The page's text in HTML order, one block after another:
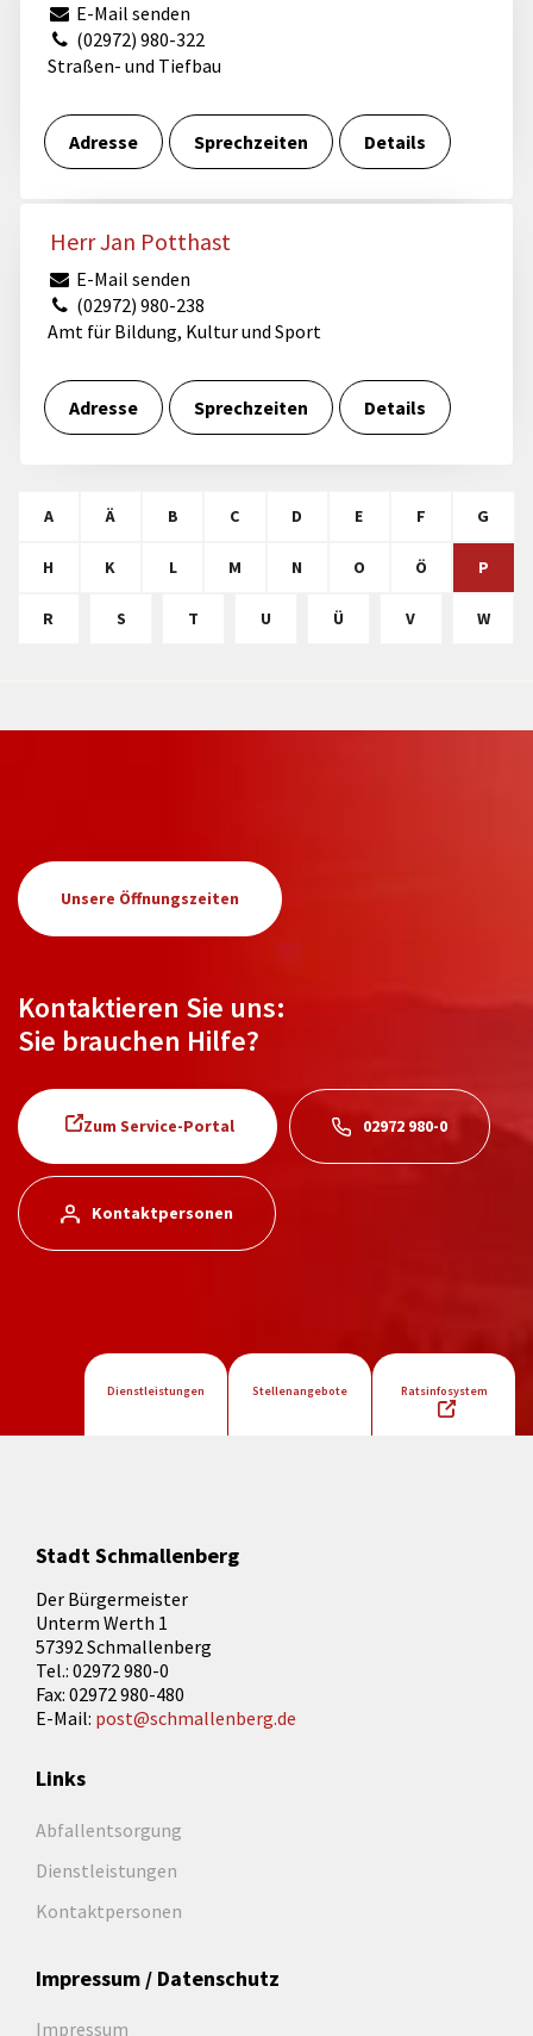
E-Mail senden
(02972) 980-322
Straßen- und Tiefbau
Adresse Sprechzeiten Details
Herr Jan Potthast
E-Mail senden
(02972) 980-238
Amt für Bildung, Kultur und Sport
Adresse Sprechzeiten Details
A Ä B C D E F G
H K L M N O Ö P
R S T U Ü V W
Unsere Öffnungszeiten
Kontaktieren Sie uns:
Sie brauchen Hilfe?
Zum Service-Portal 02972 980-0
Kontaktpersonen
Dienstleistungen Stellenangebote Ratsinfosystem
Stadt Schmallenberg
Der Bürgermeister
Unterm Werth 1
57392 Schmallenberg
Tel.: 02972 980-0
Fax: 02972 980-480
E-Mail: post@schmallenberg.de
Links
Abfallentsorgung
Dienstleistungen
Kontaktpersonen
Impressum / Datenschutz
Impressum